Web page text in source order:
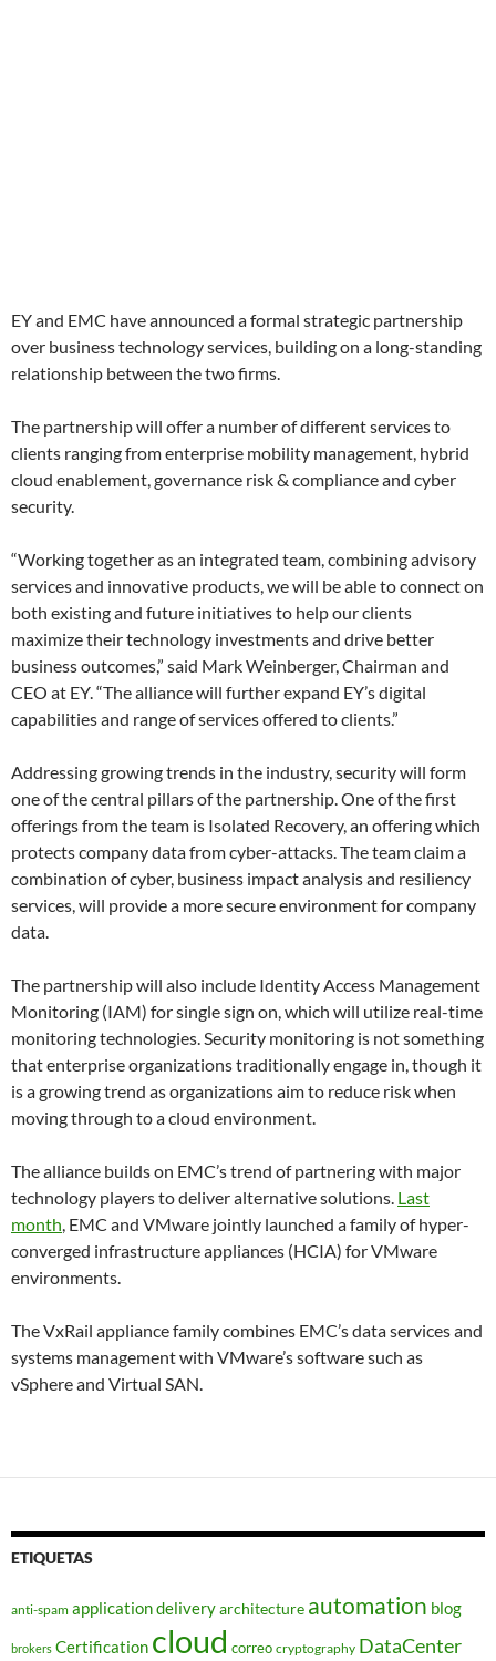
EY and EMC have announced a formal strategic partnership
over business technology services, building on a long-standing
relationship between the two firms.
The partnership will offer a number of different services to
clients ranging from enterprise mobility management, hybrid
cloud enablement, governance risk & compliance and cyber
security.
“Working together as an integrated team, combining advisory
services and innovative products, we will be able to connect on
both existing and future initiatives to help our clients
maximize their technology investments and drive better
business outcomes,” said Mark Weinberger, Chairman and
CEO at EY. “The alliance will further expand EY’s digital
capabilities and range of services offered to clients.”
Addressing growing trends in the industry, security will form
one of the central pillars of the partnership. One of the first
offerings from the team is Isolated Recovery, an offering which
protects company data from cyber-attacks. The team claim a
combination of cyber, business impact analysis and resiliency
services, will provide a more secure environment for company
data.
The partnership will also include Identity Access Management
Monitoring (IAM) for single sign on, which will utilize real-time
monitoring technologies. Security monitoring is not something
that enterprise organizations traditionally engage in, though it
is a growing trend as organizations aim to reduce risk when
moving through to a cloud environment.
The alliance builds on EMC’s trend of partnering with major
technology players to deliver alternative solutions. Last
month, EMC and VMware jointly launched a family of hyper-
converged infrastructure appliances (HCIA) for VMware
environments.
The VxRail appliance family combines EMC’s data services and
systems management with VMware’s software such as
vSphere and Virtual SAN.
ETIQUETAS
anti-spam application deliveryarchitecture automation blog
brokers Certification cloud correo cryptography DataCenter